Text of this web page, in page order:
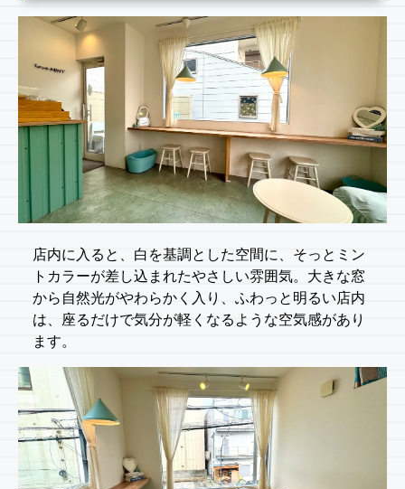
店内に入ると、白を基調とした空間に、そっとミン
トカラーが差し込まれたやさしい雰囲気。大きな窓
から自然光がやわらかく入り、ふわっと明るい店内
は、座るだけで気分が軽くなるような空気感があり
ます。